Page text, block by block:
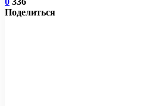
Поделиться